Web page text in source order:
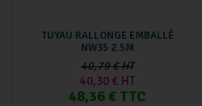
TUYAU RALLONGE EMBALLÉ
NW35 2.5M
40,79 € HT
40,30 € HT
48,36 € TTC